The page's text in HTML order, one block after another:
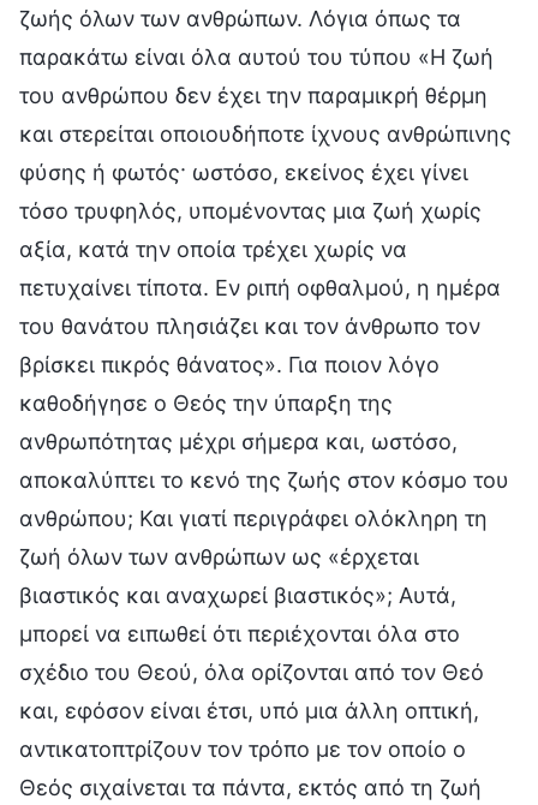
ζωής όλων των ανθρώπων. Λόγια όπως τα
παρακάτω είναι όλα αυτού του τύπου «Η ζωή
του ανθρώπου δεν έχει την παραμικρή θέρμη
και στερείται οποιουδήποτε ίχνους ανθρώπινης
φύσης ή φωτός· ωστόσο, εκείνος έχει γίνει
τόσο τρυφηλός, υπομένοντας μια ζωή χωρίς
αξία, κατά την οποία τρέχει χωρίς να
πετυχαίνει τίποτα. Εν ριπή οφθαλμού, η ημέρα
του θανάτου πλησιάζει και τον άνθρωπο τον
βρίσκει πικρός θάνατος». Για ποιον λόγο
καθοδήγησε ο Θεός την ύπαρξη της
ανθρωπότητας μέχρι σήμερα και, ωστόσο,
αποκαλύπτει το κενό της ζωής στον κόσμο του
ανθρώπου; Και γιατί περιγράφει ολόκληρη τη
ζωή όλων των ανθρώπων ως «έρχεται
βιαστικός και αναχωρεί βιαστικός»; Αυτά,
μπορεί να ειπωθεί ότι περιέχονται όλα στο
σχέδιο του Θεού, όλα ορίζονται από τον Θεό
και, εφόσον είναι έτσι, υπό μια άλλη οπτική,
αντικατοπτρίζουν τον τρόπο με τον οποίο ο
Θεός σιχαίνεται τα πάντα, εκτός από τη ζωή